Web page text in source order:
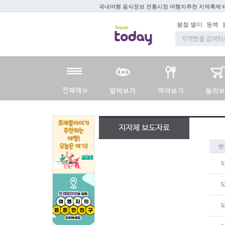
국내여행 음식정보 전통시장 여행지추천 지역축제
봄철 별미 동백
지자체 보도자료
번